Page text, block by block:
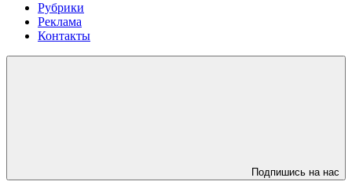
Рубрики
Реклама
Контакты
Подпишись на нас